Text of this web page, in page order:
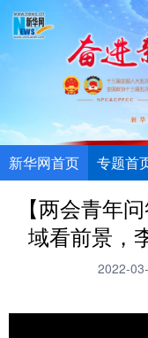
新华网首页 专题首
【两会青年
域看前景，
2022-